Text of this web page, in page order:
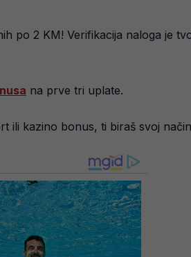
po 2 KM! Verifikacija naloga je
na prve tri uplate.
ili kazino bonus, ti biraš svoj